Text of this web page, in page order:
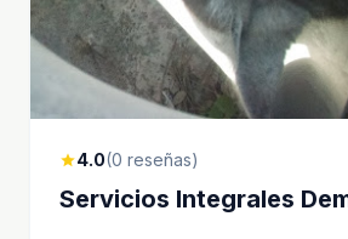
star4.0(0 reseñas)
Servicios Integrales